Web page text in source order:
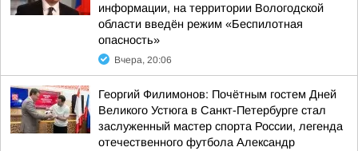
информации, на территории Вологодской
области введён режим «Беспилотная
опасность»
Вчера, 20:06
Георгий Филимонов: Почётным гостем Дней
Великого Устюга в Санкт-Петербурге стал
заслуженный мастер спорта России, легенда
отечественного футбола Александр